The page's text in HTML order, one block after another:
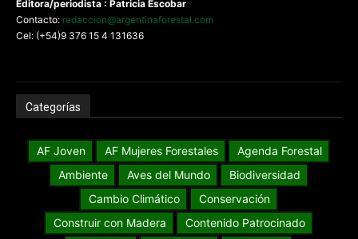
Editora/periodista : Patricia Escobar
Contacto: redaccion@argentinaforestal.com
Cel: (+54)9 376 15 4 131636
Categorías
AF Joven AF Mujeres Forestales
Agenda Forestal
Ambiente
Aves del Mundo
Biodiversidad
Cambio Climático
Conservación
Construir con Madera
Contenido Patrocinado